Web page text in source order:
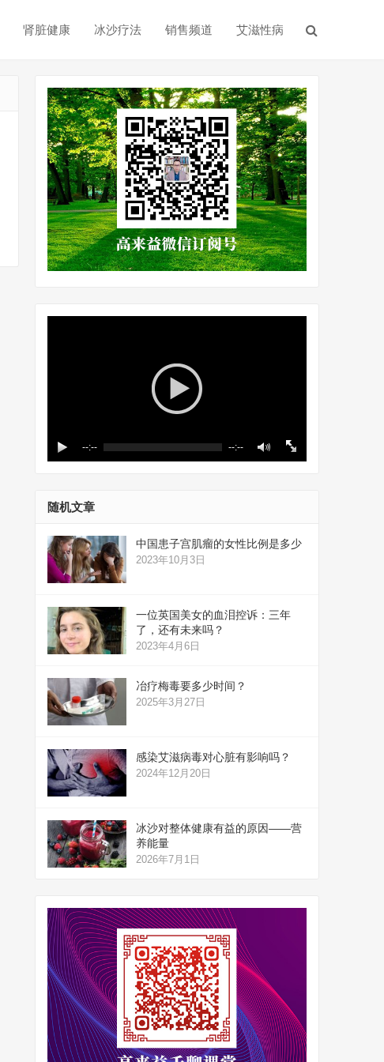
肾脏健康 冰沙疗法 销售频道 艾滋性病
--:-- --:--
随机文章
中国患子宫肌瘤的女性比例是多少
2023年10月3日
一位英国美女的血泪控诉：三年
了，还有未来吗？
2023年4月6日
冶疗梅毒要多少时间？
2025年3月27日
感染艾滋病毒对心脏有影响吗？
2024年12月20日
冰沙对整体健康有益的原因——营
养能量
2026年7月1日